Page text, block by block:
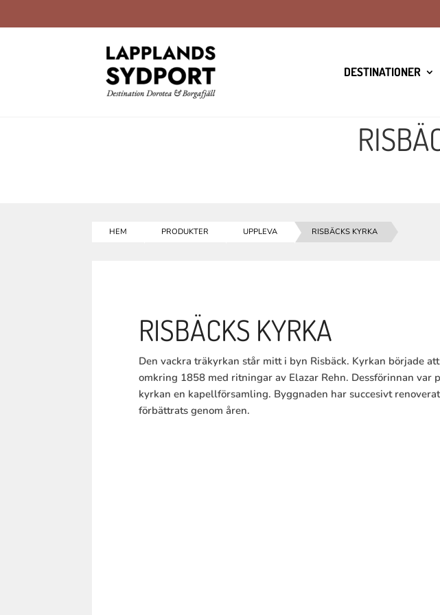
DESTINATIONER
HEM PRODUKTER UPPLEVA RISBÄCKS KYRKA
RISBÄCKS KYRKA
Den vackra träkyrkan står mitt i byn Risbäck. Kyrkan började
omkring 1858 med ritningar av Elazar Rehn. Dessförinnan var
kyrkan en kapellförsamling. Byggnaden har succesivt
förbättrats genom åren.